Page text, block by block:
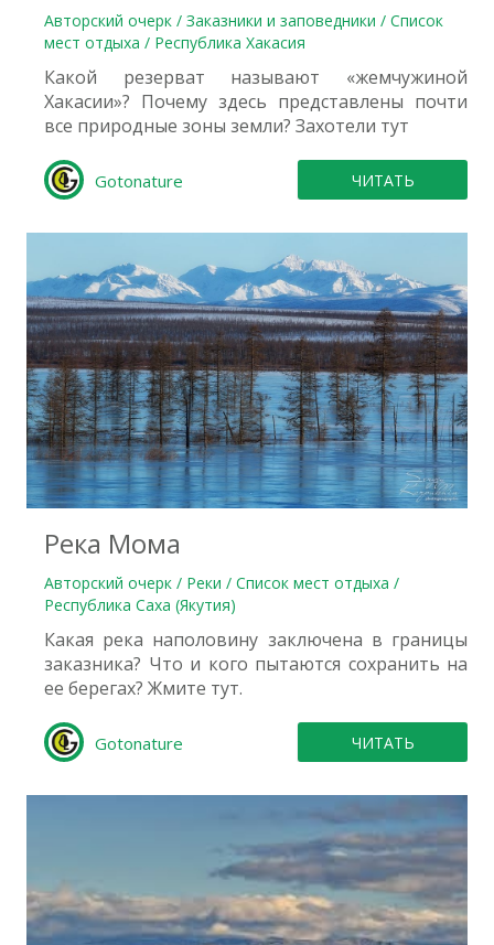
Авторский очерк / Заказники и заповедники / Список
мест отдыха / Республика Хакасия
Какой резерват называют «жемчужиной
Хакасии»? Почему здесь представлены почти
все природные зоны земли? Захотели тут
Gotonature ЧИТАТЬ
0
Река Мома
Авторский очерк / Реки / Список мест отдыха /
Республика Саха (Якутия)
Какая река наполовину заключена в границы
заказника? Что и кого пытаются сохранить на
ее берегах? Жмите тут.
Gotonature ЧИТАТЬ